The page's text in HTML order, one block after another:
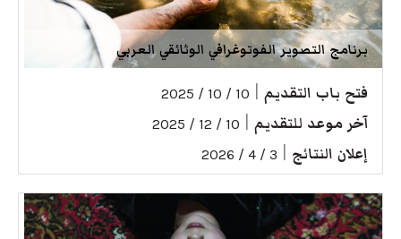
برنامج التصوير الفوتوغرافي الوثائقي العربي
فتح باب التقديم 10 / 10 / 2025
آخر موعد للتقديم 10 / 12 / 2025
إعلان النتائج 3 / 4 / 2026